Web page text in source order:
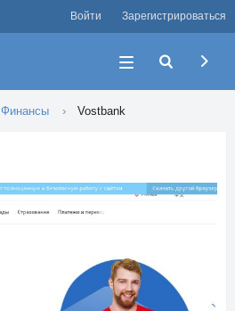
Войти Зарегистрироваться
Финансы Vostbank